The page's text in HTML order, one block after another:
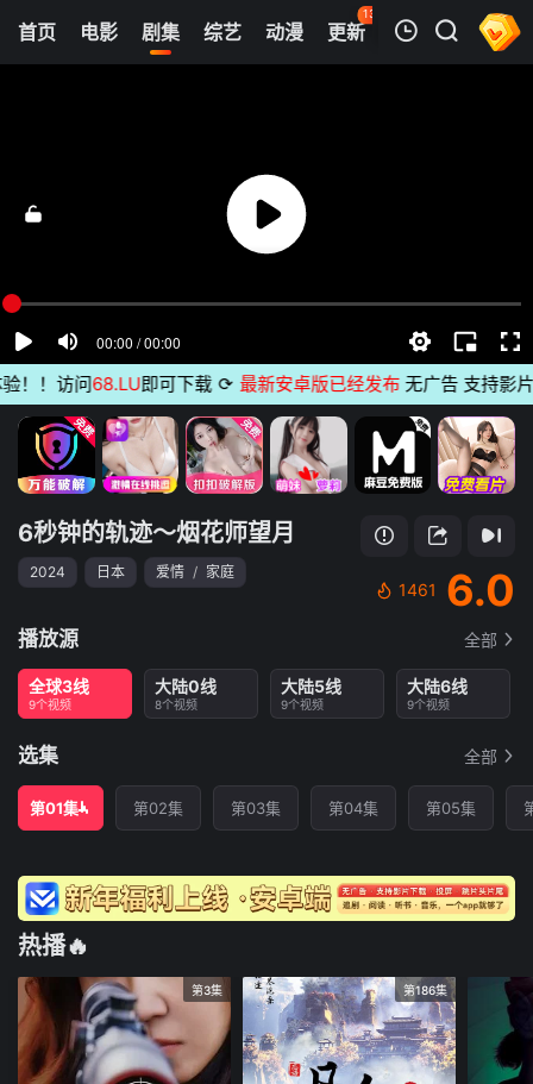
首页 电影 剧集 综艺 动漫 更新
135
热榜 APP
清空
！访问68.LU即可下载 ⟳ 最新安卓版已经发布无广告 支持影片下
6秒钟的轨迹～烟花师望月
2024 日本 爱情 / 家庭
1461 6.0
播放源 全部
全球3线
9个视频
大陆0线
8个视频
大陆5线
9个视频
大陆6线
9个视频
选集 全部
第01集 第02集 第03集 第04集 第05集
热播🔥
第3集 第186集